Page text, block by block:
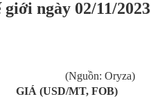
ngày 02/11/2023
(Nguồn: Oryza)
GIÁ (USD/MT, FOB)